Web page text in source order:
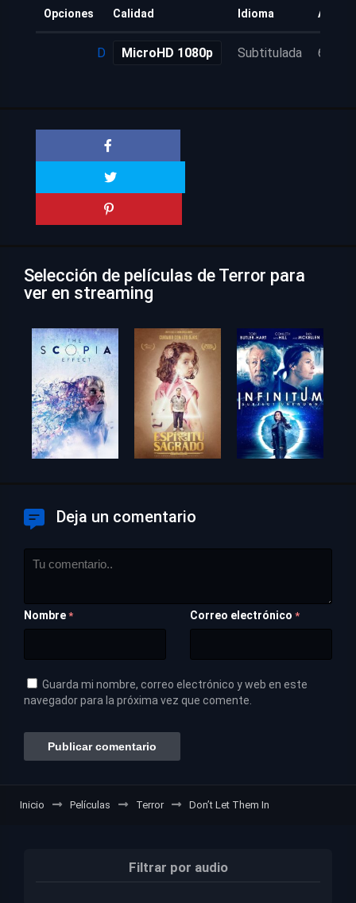
Opciones Calidad Idioma
MicroHD 1080p Subtitulada 6 años
ver en streaming
Nombre * *
navegador para la próxima vez que comente.